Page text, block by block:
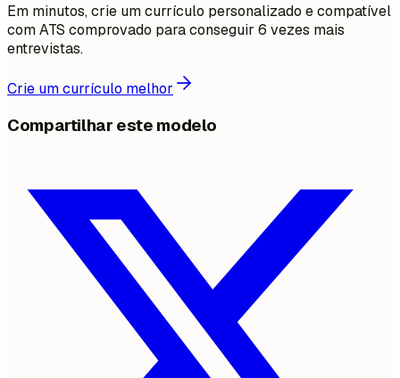
Em minutos, crie um currículo personalizado e compatível
com ATS comprovado para conseguir 6 vezes mais
entrevistas.
Crie um currículo melhor
Compartilhar este modelo